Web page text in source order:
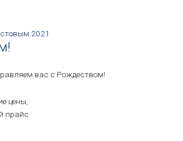
вас с Рождеством!
цены,
прайс